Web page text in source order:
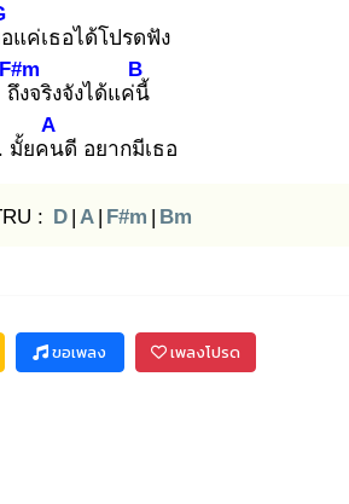
แค่เธอได้โปรดฟัง
ถึง
F#m
จริงจังได้แค่นี้
B
. มั้ยคน
A
ดี อยากมีเธอ
: D | A | F#m | Bm
ขอเพลง เพลงโปรด